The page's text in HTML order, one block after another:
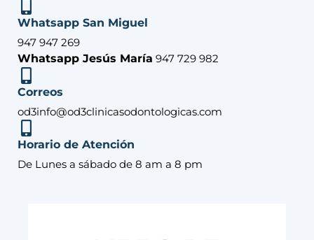
Whatsapp San Miguel
947 947 269
Whatsapp Jesús María 947 729 982
Correos
od3info@od3clinicasodontologicas.com
Horario de Atención
De Lunes a sábado de 8 am a 8 pm